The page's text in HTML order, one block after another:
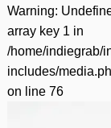
Warning:
array key 1 in
/home/indiegrab/
includes/
on line 76